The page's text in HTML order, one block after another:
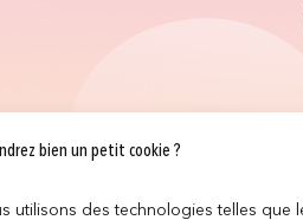
bien un petit cookie ?
utilisons des technologies telles que